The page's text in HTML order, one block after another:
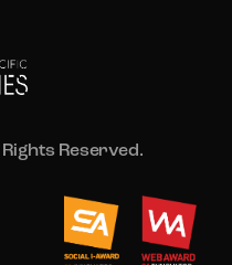
Rights Reserved.